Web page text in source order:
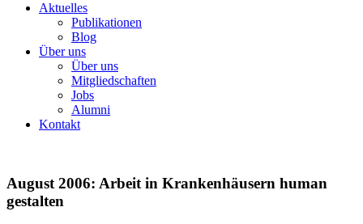
Aktuelles
Publikationen
Blog
Über uns
Über uns
Mitgliedschaften
Jobs
Alumni
Kontakt
August 2006: Arbeit in Krankenhäusern human
gestalten